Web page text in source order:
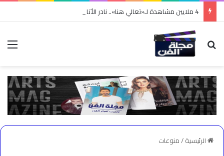
بحث عن
الرئيسية/منوعات